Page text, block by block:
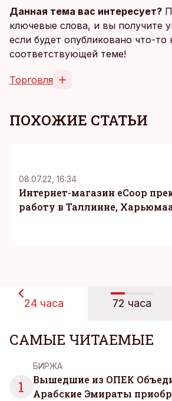
Данная тема вас интересует?
ключевые слова, и вы получите
если будет опубликовано что-то
соответствующей теме!
Торговля
ПОХОЖИЕ СТАТЬИ
08.07.22, 16:34
Интернет-магазин eCoop
работу в Таллинне,
24 часа 72 часа
САМЫЕ ЧИТАЕМЫЕ
1
БИРЖА
Вышедшие из ОПЕК
Арабские Эмираты